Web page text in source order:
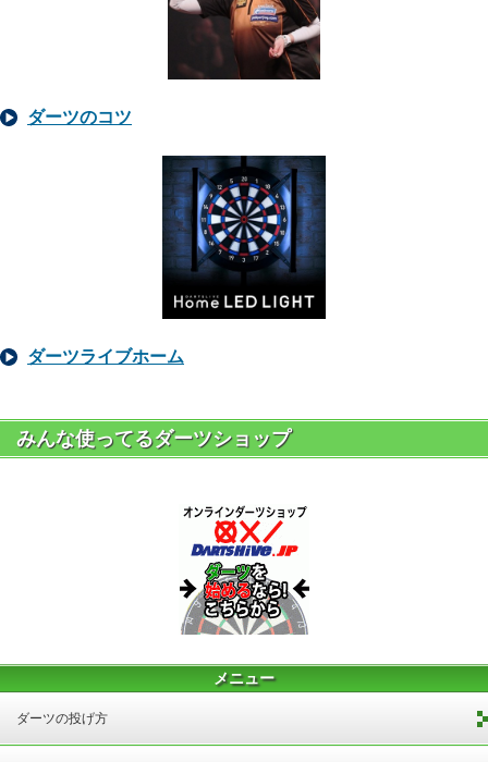
ダーツのコツ
ダーツライブホーム
みんな使ってるダーツショップ
メニュー
ダーツの投げ方